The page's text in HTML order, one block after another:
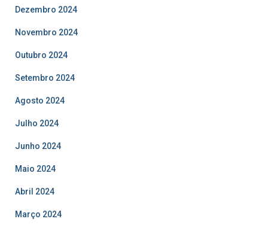
Dezembro 2024
Novembro 2024
Outubro 2024
Setembro 2024
Agosto 2024
Julho 2024
Junho 2024
Maio 2024
Abril 2024
Março 2024